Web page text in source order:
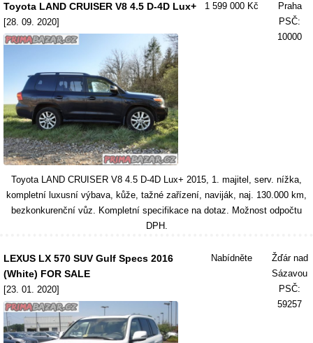
Toyota LAND CRUISER V8 4.5 D-4D Lux+
[28. 09. 2020]
1 599 000 Kč
Praha
PSČ:
10000
Toyota LAND CRUISER V8 4.5 D-4D Lux+ 2015, 1. majitel, serv. nížka,
kompletní luxusní výbava, kůže, tažné zařízení, naviják, naj. 130.000 km,
bezkonkurenční vůz. Kompletní specifikace na dotaz. Možnost odpočtu
DPH.
LEXUS LX 570 SUV Gulf Specs 2016
(White) FOR SALE
[23. 01. 2020]
Nabídněte
Žďár nad
Sázavou
PSČ:
59257